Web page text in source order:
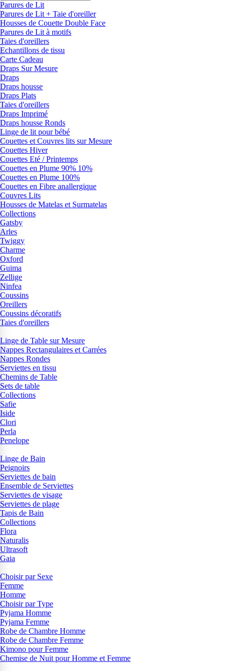
Parures de Lit
Parures de Lit + Taie d'oreiller
Housses de Couette Double Face
Parures de Lit à motifs
Taies d'oreillers
Echantillons de tissu
Carte Cadeau
Draps Sur Mesure
Draps
Draps housse
Draps Plats
Taies d'oreillers
Draps Imprimé
Draps housse Ronds
Linge de lit pour bébé
Couettes et Couvres lits sur Mesure
Couettes Hiver
Couettes Eté / Printemps
Couettes en Plume 90% 10%
Couettes en Plume 100%
Couettes en Fibre anallergique
Couvres Lits
Housses de Matelas et Surmatelas
Collections
Gatsby
Arles
Twiggy
Charme
Oxford
Guima
Zellige
Ninfea
Coussins
Oreillers
Coussins décoratifs
Taies d'oreillers
Linge de Table sur Mesure
Nappes Rectangulaires et Carrées
Nappes Rondes
Serviettes en tissu
Chemins de Table
Sets de table
Collections
Safie
Iside
Clori
Perla
Penelope
Linge de Bain
Peignoirs
Serviettes de bain
Ensemble de Serviettes
Serviettes de visage
Serviettes de plage
Tapis de Bain
Collections
Flora
Naturalis
Ultrasoft
Gaia
Choisir par Sexe
Femme
Homme
Choisir par Type
Pyjama Homme
Pyjama Femme
Robe de Chambre Homme
Robe de Chambre Femme
Kimono pour Femme
Chemise de Nuit pour Homme et Femme